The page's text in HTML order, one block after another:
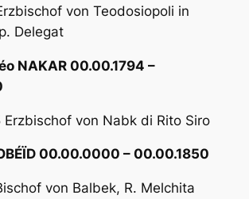
von Teodosiopoli in
Delegat
NAKAR 00.00.1794 –
von Nabk di Rito Siro
00.00.0000 – 00.00.1850
von Balbek, R. Melchita